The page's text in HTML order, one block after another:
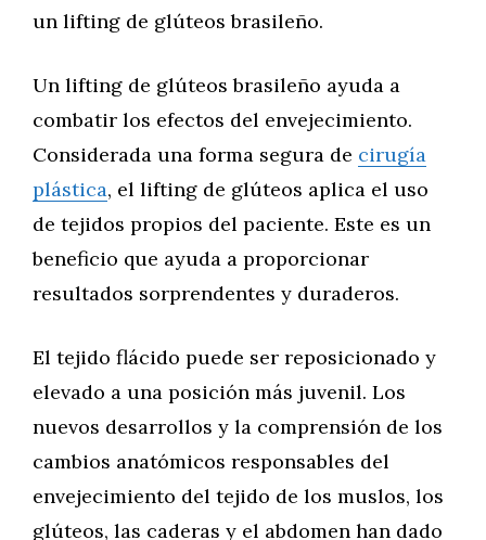
un lifting de glúteos brasileño.
Un lifting de glúteos brasileño ayuda a
combatir los efectos del envejecimiento.
Considerada una forma segura de cirugía
plástica, el lifting de glúteos aplica el uso
de tejidos propios del paciente. Este es un
beneficio que ayuda a proporcionar
resultados sorprendentes y duraderos.
El tejido flácido puede ser reposicionado y
elevado a una posición más juvenil. Los
nuevos desarrollos y la comprensión de los
cambios anatómicos responsables del
envejecimiento del tejido de los muslos, los
glúteos, las caderas y el abdomen han dado